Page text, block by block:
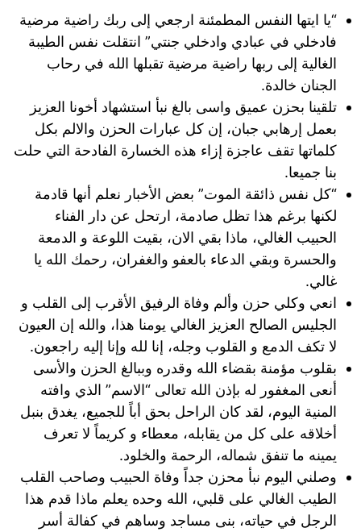
“يا ايتها النفس المطمئنة ارجعي إلى ربك راضية مرضية
فادخلي في عبادي وادخلي جنتي” انتقلت نفس الطيبة
الغالية إلى ربها راضية مرضية تقبلها الله في رحاب
الجنان خالدة.
تلقينا بحزن عميق واسى بالغ نبأ استشهاد أخونا العزيز
بعمل إرهابي جبان، إن كل عبارات الحزن والالم بكل
كلماتها تقف عاجزة إزاء هذه الخسارة الفادحة التي حلت
بنا جميعا.
“كل نفس ذائقة الموت” بعض الأخبار نعلم أنها قادمة
لكنها برغم هذا تظل صادمة، ارتحل عن دار الفناء
الحبيب الغالي، ماذا بقي الان، بقيت اللوعة و الدمعة
والحسرة وبقي الدعاء بالعفو والغفران، رحمك الله يا
غالي.
انعي وكلي حزن وألم وفاة الرفيق الأقرب إلى القلب و
الجليس الصالح العزيز الغالي يومنا هذا، والله إن العيون
لا تكف الدمع و القلوب وجله، إنا لله وإنا إليه راجعون.
بقلوب مؤمنة بقضاء الله وقدره وببالغ الحزن والأسى
أنعى المغفور له بإذن الله تعالى “الاسم” الذي وافته
المنية اليوم، لقد كان الراحل بحق أباً للجميع، يغدق بنبل
أخلاقه على كل من يقابله، معطاء و كريماً لا تعرف
يمينه ما تنفق شماله، الرحمة والخلود.
وصلني اليوم نبأ محزن جداً وفاة الحبيب وصاحب القلب
الطيب الغالي على قلبي، الله وحده يعلم ماذا قدم هذا
الرجل في حياته، بنى مساجد وساهم في كفالة أسر